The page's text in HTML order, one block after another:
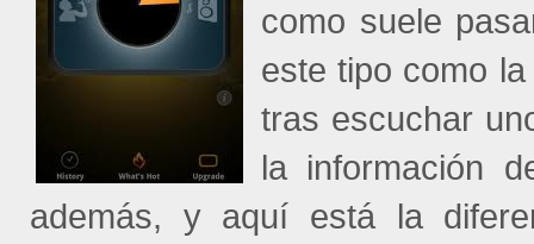
como suele
este tipo como
tras escuchar
la información
además, y aquí está la